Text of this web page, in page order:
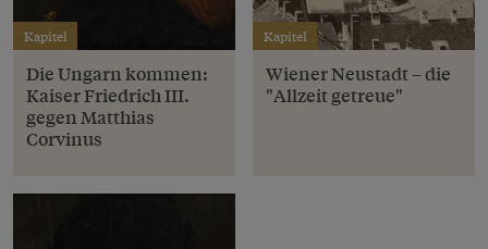
Kapitel
Die Ungarn kommen:
Kaiser Friedrich III.
gegen Matthias
Corvinus
Kapitel
Wiener Neustadt – die
"Allzeit getreue"